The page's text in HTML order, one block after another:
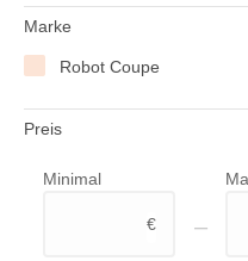
Marke
Robot Coupe
Preis
Minimal
€ –